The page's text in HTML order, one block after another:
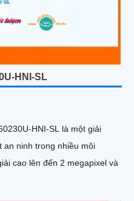
HNI-SL
HNI-SL là một giải
an ninh trong nhiều môi